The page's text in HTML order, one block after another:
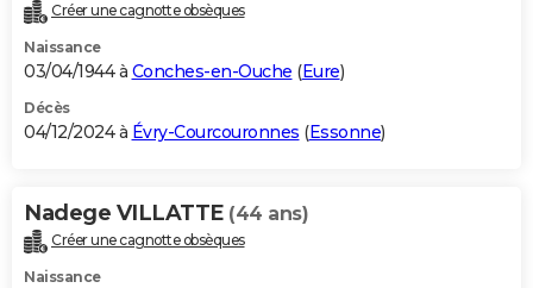
Créer une cagnotte obsèques
Naissance
03/04/1944 à Conches-en-Ouche (Eure)
Décès
04/12/2024 à Évry-Courcouronnes (Essonne)
Nadege VILLATTE (44 ans)
Créer une cagnotte obsèques
Naissance